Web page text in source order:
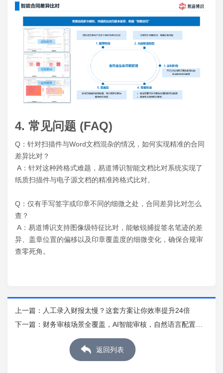
4. 常见问题 (FAQ)
Q：针对扫描件与Word文档混杂的情况，如何实现精准的合同
差异比对？
A：针对这种跨格式难题，易道博识智能文档比对系统实现了
纸质扫描件与电子源文档的精准跨格式比对。
Q：仅有手写签字或印章不同的细微之处，合同差异比对怎么
查？
A：易道博识支持图像级特征比对，能敏锐捕捉签名笔迹的差
异、盖章位置的偏移以及印章覆盖度的细微变化，确保合规审
查零死角。
上一篇： 人工录入财报太慢？这套方案让你效率提升24倍
下一篇： 财务审核场景全覆盖，AI智能审核，自然语言配置规
返回列表